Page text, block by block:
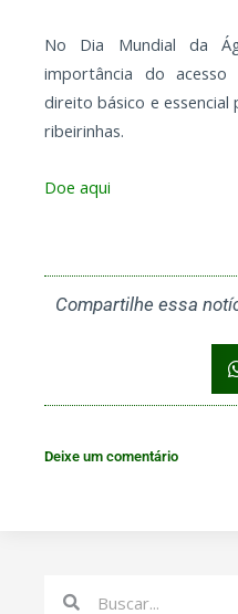
No Dia Mundial da
importância do
direito básico e essencial
ribeirinhas.
Doe aqui
Compartilhe essa
Deixe um comentário